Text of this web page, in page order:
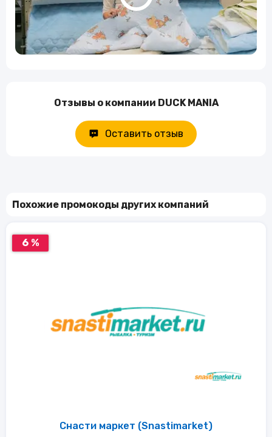
Отзывы о компании DUCK MANIA
Оставить отзыв
Похожие промокоды других компаний
6 %
Снасти маркет (Snastimarket)